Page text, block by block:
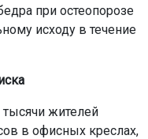
при остеопорозе
исходу в течение
жителей
в офисных креслах,